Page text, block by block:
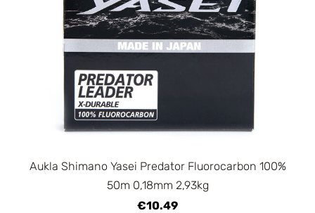
Aukla Shimano Yasei Predator Fluorocarbon 100%
50m 0,18mm 2,93kg
€10.49